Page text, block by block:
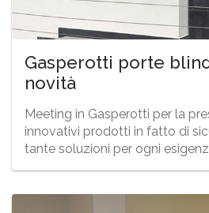
Gasperotti porte
novità
Meeting in Gasperotti per la
innovativi prodotti in fatto di
tante soluzioni per ogni